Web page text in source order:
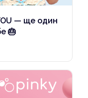
— ще один
🎂